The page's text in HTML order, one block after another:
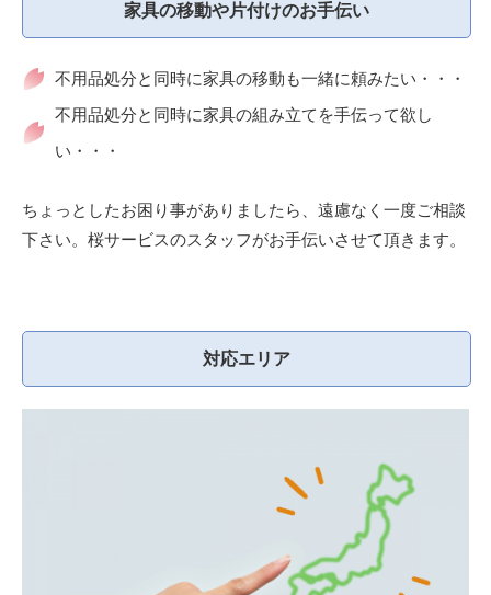
家具の移動や片付けのお手伝い
不用品処分と同時に家具の移動も一緒に頼みたい・・・
不用品処分と同時に家具の組み立てを手伝って欲し
い・・・
ちょっとしたお困り事がありましたら、遠慮なく一度ご相談
下さい。桜サービスのスタッフがお手伝いさせて頂きます。
対応エリア